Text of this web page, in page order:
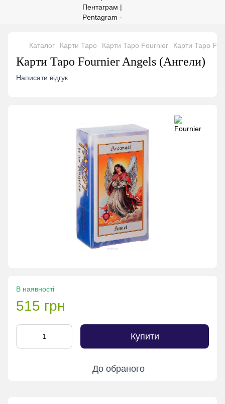
Каталог Карти Таро Карти Таро Fournier Карти Таро
Карти Таро Fournier Angels (Ангели)
Написати відгук
В наявності
515 грн
Купити
До обраного